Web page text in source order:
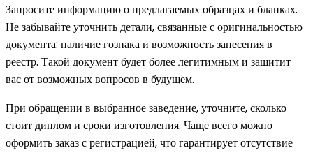
Запросите информацию о предлагаемых образцах и бланках.
Не забывайте уточнить детали, связанные с оригинальностью
документа: наличие гознака и возможность занесения в
реестр. Такой документ будет более легитимным и защитит
вас от возможных вопросов в будущем.
При обращении в выбранное заведение, уточните, сколько
стоит диплом и сроки изготовления. Чаще всего можно
оформить заказ с регистрацией, что гарантирует отсутствие